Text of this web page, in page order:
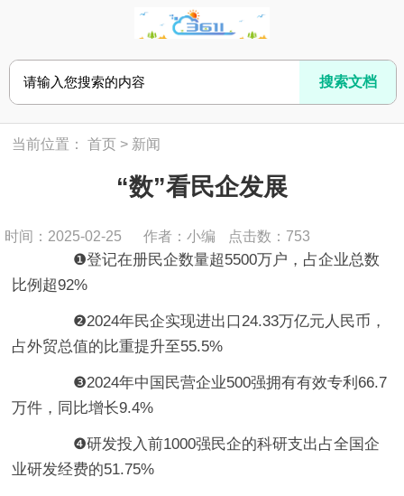
当前位置：首页 > 新闻
“数”看民企发展
时间：2025-02-25 作者：小编 点击数： 753
❶登记在册民企数量超5500万户，占企业总数
比例超92%
❷2024年民企实现进出口24.33万亿元人民币，
占外贸总值的比重提升至55.5%
❸2024年中国民营企业500强拥有有效专利66.7
万件，同比增长9.4%
❹研发投入前1000强民企的科研支出占全国企
业研发经费的51.75%